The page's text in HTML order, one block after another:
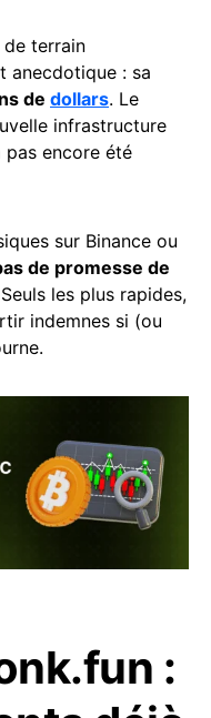
terrain
anecdotique : sa
de dollars. Le
infrastructure
pas encore été
sur Binance ou
de promesse de
les plus rapides,
indemnes si (ou
: